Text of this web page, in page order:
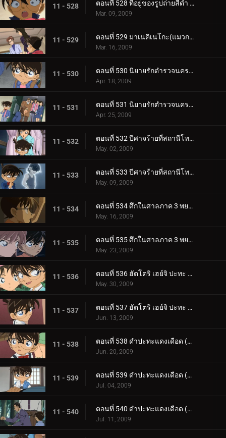
11 - 528 ตอนที่ 528 ที่อยู่ของรูปถ่ายสีดำ (ตอน 2)
Mar. 09, 2009
11 - 529 ตอนที่ 529 มาเนคิเนโกะ(แมวกวัก) จากขวาไปซ้าย
Mar. 16, 2009
11 - 530 ตอนที่ 530 นิยายรักตำรวจนครบาล ภาค 8 แหวนของซาโต้ (ตอนพิเศษ 1)
Apr. 18, 2009
11 - 531 ตอนที่ 531 นิยายรักตำรวจนครบาล ภาค 8 แหวนของซาโต้ (ตอนพิเศษ 2)
Apr. 25, 2009
11 - 532 ตอนที่ 532 ปีศาจร้ายที่สถานีโทรทัศน์ (ตอนพิเศษ 1)
May. 02, 2009
11 - 533 ตอนที่ 533 ปีศาจร้ายที่สถานีโทรทัศน์ (ตอนพิเศษ 2)
May. 09, 2009
11 - 534 ตอนที่ 534 ศึกในศาลภาค 3 พยานที่เห็นเหตุการณ์คืออัยการ (ตอนพิเศษ 1)
May. 16, 2009
11 - 535 ตอนที่ 535 ศึกในศาลภาค 3 พยานที่เห็นเหตุการณ์คืออัยการ (ตอนพิเศษ 2)
May. 23, 2009
11 - 536 ตอนที่ 536 ฮัตโตริ เฮย์จิ ปะทะ คุโด้ ชินอิจิ แข่งคลี่คลายคดีที่ลานสกี (ตอนพิเศษ 1) ยอดนักสืบจิ๋วโค__.
May. 30, 2009
11 - 537 ตอนที่ 537 ฮัตโตริ เฮย์จิ ปะทะ คุโด้ ชินอิจิ แข่งคลี่คลายคดีที่ลานสกี (ตอนพิเศษ 2) ยอดนักสืบจิ๋วโค__.
Jun. 13, 2009
11 - 538 ตอนที่ 538 ดำปะทะแดงเดือด (ตอน 1)
Jun. 20, 2009
11 - 539 ตอนที่ 539 ดำปะทะแดงเดือด (ตอน 2)
Jul. 04, 2009
11 - 540 ตอนที่ 540 ดำปะทะแดงเดือด (ตอน 3)
Jul. 11, 2009